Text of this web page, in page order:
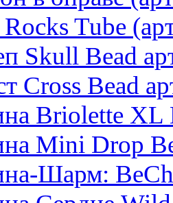
Tube
Skull Bead
Cross Bead
Briolette XL
Mini Drop
Шарм: